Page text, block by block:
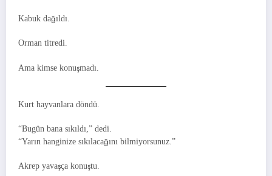
Kabuk dağıldı.
Orman titredi.
Ama kimse konuşmadı.
Kurt hayvanlara döndü.
“Bugün bana sıkıldı,” dedi.
“Yarın hanginize sıkılacağını bilmiyorsunuz.”
Akrep yavaşça konuştu.